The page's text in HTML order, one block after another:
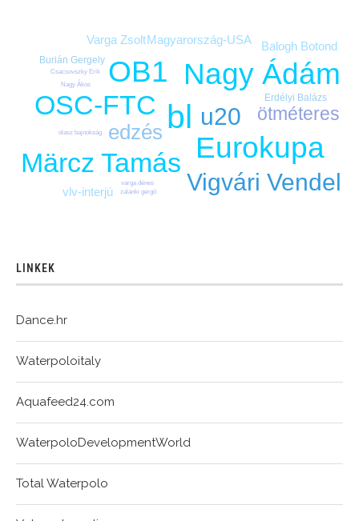
bl
Eurokupa
Nagy Ádám
OB1
Märcz Tamás
OSC-FTC u20
Vigvári Vendel
edzés
ötméteres
Balogh Botond
Magyarország-USA
Varga Zsolt
vlv-interjú
Burián Gergely
Erdélyi Balázs
Csacsovszky Erik
Nagy Ákos
olasz bajnokság
varga dénes
zalánki gergő
LINKEK
Dance.hr
Waterpoloitaly
Aquafeed24.com
WaterpoloDevelopmentWorld
Total Waterpolo